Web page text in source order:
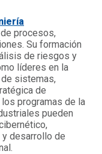
procesos,
Su formación
de riesgos y
líderes en la
sistemas,
de
programas de la
pueden
y desarrollo de